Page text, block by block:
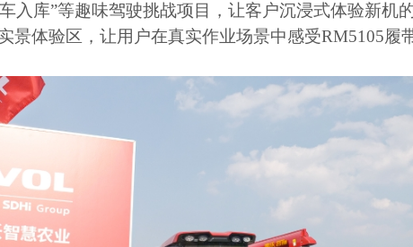
入库”等趣味驾驶挑战项目，让客户沉浸式体验新机
景体验区，让用户在真实作业场景中感受RM5105履